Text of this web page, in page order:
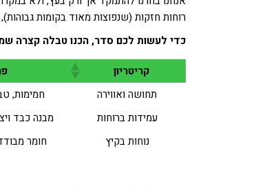
רוחות חזקות (שנפוצות מאוד בקומות
כדי לעשות לכם סדר, הכנו טבלה קצרה
קריטריון
תחושה ואווירה
חמימות,
עמידות ברוחות
מבנה כבד
נוחות בקיץ
חומר